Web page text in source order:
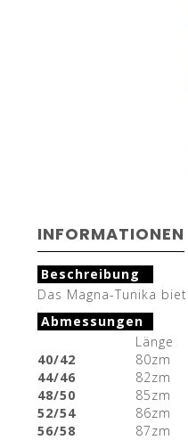
INFORMATIONEN
Beschreibung
Das Magna-Tunika
Abmessungen
Länge
40/42
80zm
44/46
82zm
48/50
85zm
52/54
86zm
56/58
87zm